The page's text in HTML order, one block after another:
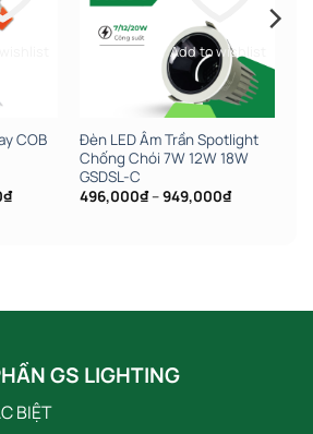
COB
₫Khoảng
Add to wishlist
Đèn LED Âm Trần Spotlight
Chống Chói 7W 12W 18W
GSDSL-C
496,000₫–949,000₫Khoảng
GS LIGHTING
BIỆT